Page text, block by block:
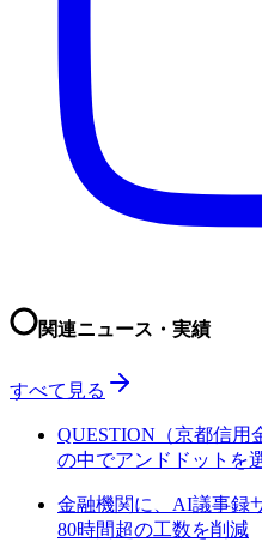
関連ニュース・実績
すべて見る
QUESTION（京都信用
の中でアンドドットを
金融機関に、AI議事録
80時間超の工数を削減